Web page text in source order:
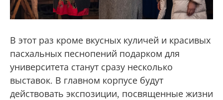
В этот раз кроме вкусных куличей и красивых
пасхальных песнопений подарком для
университета станут сразу несколько
выставок. В главном корпусе будут
действовать экспозиции, посвященные жизни